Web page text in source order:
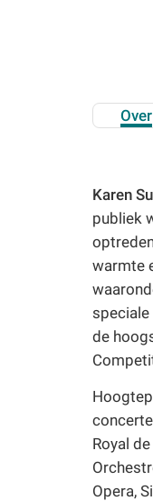
Over
Karen
publiek
warmte
speciale
de
Royal
Opera,